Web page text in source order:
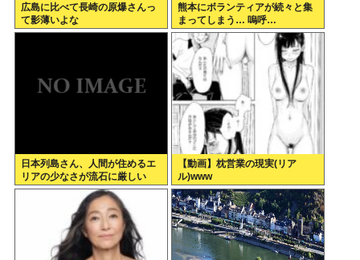
広島に比べて長崎の原爆さんっ
て影薄いよな
熊本にボランティアが続々と集
まってしまう… 嗚呼…
日本列島さん、人間が住めるエ
リアの少なさが流石に厳しい
www
【動画】枕営業の現実(リア
ル)www